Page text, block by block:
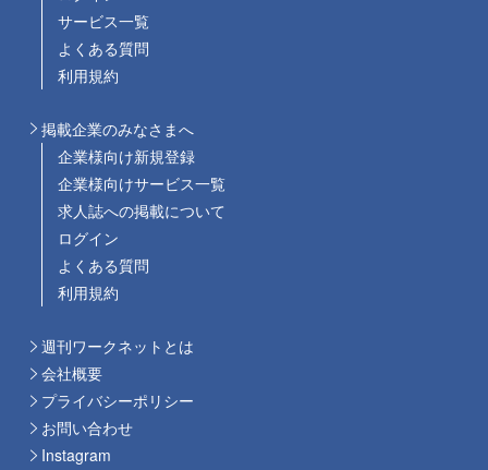
サービス一覧
よくある質問
利用規約
掲載企業のみなさまへ
企業様向け新規登録
企業様向けサービス一覧
求人誌への掲載について
ログイン
よくある質問
利用規約
週刊ワークネットとは
会社概要
プライバシーポリシー
お問い合わせ
Instagram